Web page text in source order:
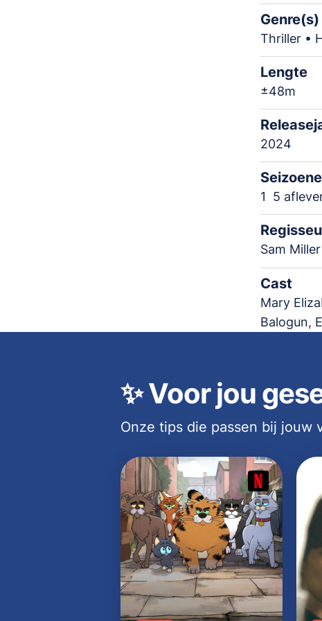
Genre(s)
Thriller •
Lengte
±48m
2024
1 5
Sam Miller
Cast
Mary
Balogun,
✨Voor jou
Onze tips die passen bij jouw